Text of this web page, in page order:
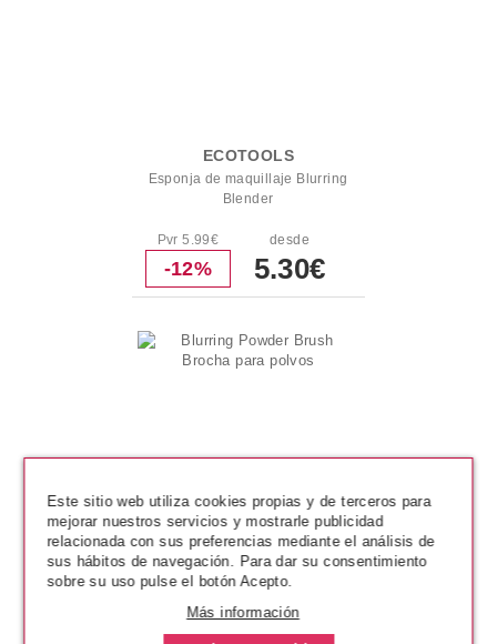
ECOTOOLS
Esponja de maquillaje Blurring
Blender
Pvr 5.99€
-12%
desde
5.30€
ECOTOOLS
Blurring Powder Brush Brocha
para polvos
Este sitio web utiliza cookies propias y de terceros para
mejorar nuestros servicios y mostrarle publicidad
relacionada con sus preferencias mediante el análisis de
sus hábitos de navegación. Para dar su consentimiento
sobre su uso pulse el botón Acepto.
Más información